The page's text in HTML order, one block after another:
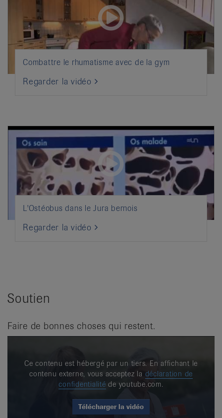
Combattre le rhumatisme avec de la gym
Regarder la vidéo
L'Ostéobus dans le Jura bernois
Regarder la vidéo
Soutien
Faire de bonnes choses qui restent.
Ce contenu est hébergé par un tiers. En affichant le
contenu externe, vous acceptez la déclaration de
confidentialité de youtube.com.
Télécharger la vidéo